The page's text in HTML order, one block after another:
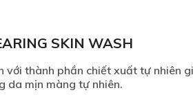
SKIN WASH
thành phần chiết xuất tự nhiên
da mịn màng tự nhiên.